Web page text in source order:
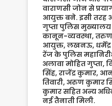
वाराणसी जोन से
आयुक्त बने. इसी
गुप्ता पुलिस मुख्यालय
कानून-व्यवस्था, तरुण
आयुक्त, लखनऊ, धर्मेंद्र
रेंज के पुलिस
अलावा मोहित गुप्ता,
सिंह, राजेंद्र कुमार,
तिवारी, अरुण कुमार
कुमार सहित अन्य
नई तैनाती मिली.